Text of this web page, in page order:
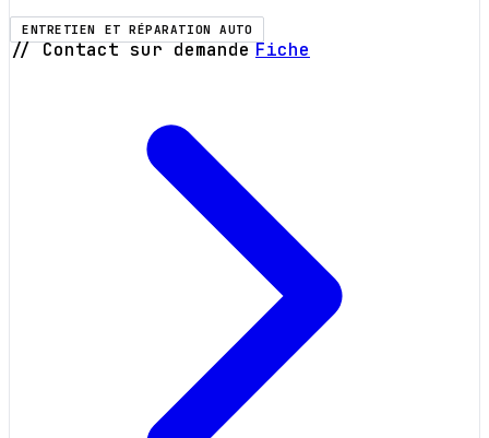
ENTRETIEN ET RÉPARATION AUTO
// Contact sur demande Fiche